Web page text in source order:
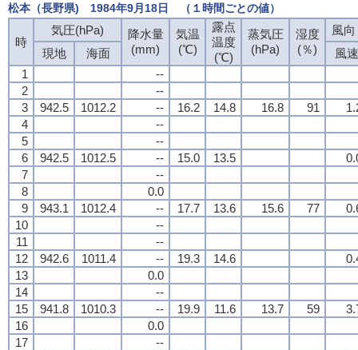
松本（長野県) 1984年9月18日 （１時間ごとの値）
時
気圧(hPa)
降水量
(mm)
気温
(℃)
露点
温度
(℃)
蒸気圧
(hPa)
湿度
(％)
風
現地
海面
風速
1
--
2
--
3
942.5 1012.2 -- 16.2 14.8 16.8 91
4
--
5
--
6
942.5 1012.5 -- 15.0 13.5
7
--
8
0.0
9
943.1 1012.4 -- 17.7 13.6 15.6 77
10
--
11
--
12
942.6 1011.4 -- 19.3 14.6
13
0.0
14
--
15
941.8 1010.3 -- 19.9 11.6 13.7 59
16
0.0
17
--